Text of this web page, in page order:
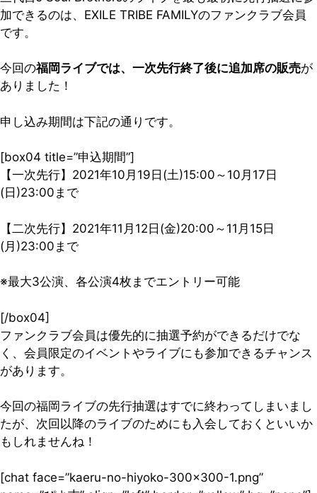
加できるのは、EXILE TRIBE FAMILYのファンクラブ会員
です。
今回の福岡ライブでは、一次先行終了後に追加席の販売が
ありました！
申し込み期間は下記の通りです。
[box04 title=”申込期間”]
【一次先行】2021年10月19日(土)15:00～10月17日
(日)23:00まで
【二次先行】2021年11月12日(金)20:00～11月15日
(月)23:00まで
※最大3公演、各公演4枚までエントリー可能
[/box04]
ファンクラブ会員は優先的に抽選予約ができるだけでな
く、会員限定のイベントやライブにも参加できるチャンス
があります。
今回の福岡ライブの先行抽選はすでに終わってしまいまし
たが、次回以降のライブのためにも入会しておくといいか
もしれませんね！
[chat face=”kaeru-no-hiyoko-300×300-1.png”